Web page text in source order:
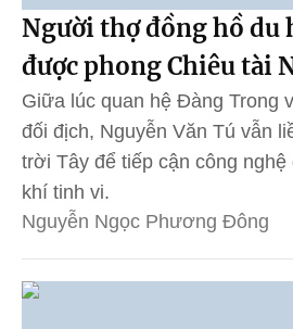
Người thợ đồng hồ du
được phong Chiêu tài
Giữa lúc quan hệ Đàng Trong
đối địch, Nguyễn Văn Tú vẫn
trời Tây để tiếp cận công
khí tinh vi.
Nguyễn Ngọc Phương Đông